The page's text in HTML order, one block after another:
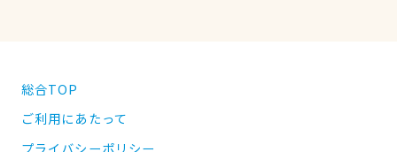
総合TOP
ご利用にあたって
プライバシーポリシー